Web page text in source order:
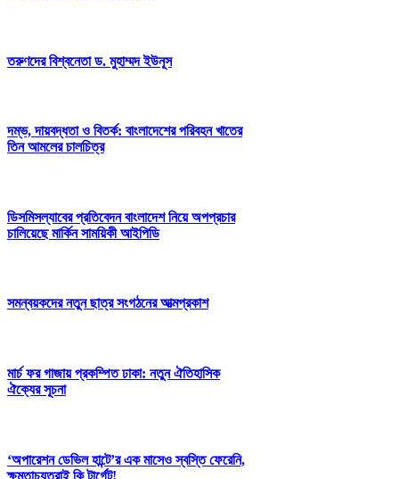
তরুণদের বিশ্বনেতা ড. মুহাম্মদ ইউনূস
দম্ভ, দায়বদ্ধতা ও বিতর্ক: বাংলাদেশের পরিবহন খাতের
তিন আমলের চালচিত্র
ডিসমিসল্যাবের প্রতিবেদন বাংলাদেশ নিয়ে অপপ্রচার
চালিয়েছে মার্কিন সাময়িকী আইপিডি
সমন্বয়কদের নতুন ছাত্র সংগঠনের আত্মপ্রকাশ
মার্চ ফর গাজায় প্রকম্পিত ঢাকা: নতুন ঐতিহাসিক
ঐক্যের সূচনা
‘অপারেশন ডেভিল হান্টে’র এক মাসেও স্বস্তি ফেরেনি,
ক্ষমতাচ্যুতরাই কি টার্গেট!